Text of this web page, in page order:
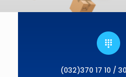
(032)370 17 10 /